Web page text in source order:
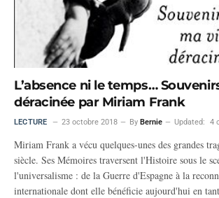
L’absence ni le temps…
déracinée par Miriam Frank
LECTURE 23 octobre 2018 By Bernie Updated: 4
Miriam Frank a vécu quelques-unes des grandes
siècle. Ses Mémoires traversent l'Histoire sous le
l'universalisme : de la Guerre d'Espagne à la
internationale dont elle bénéficie aujourd'hui en